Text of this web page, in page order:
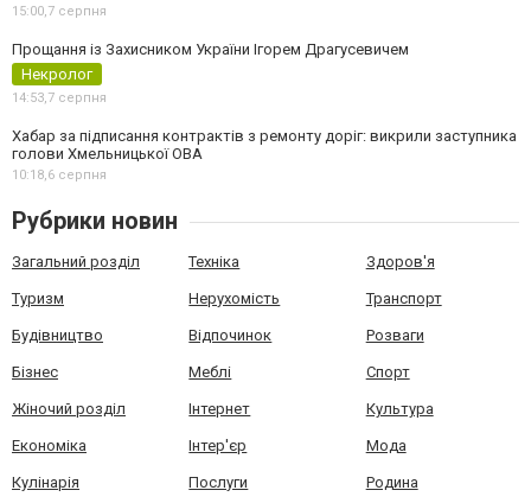
15:00,7 серпня
Прощання із Захисником України Ігорем Драгусевичем
Некролог
14:53,7 серпня
Хабар за підписання контрактів з ремонту доріг: викрили заступника
голови Хмельницької ОВА
10:18,6 серпня
Рубрики новин
Загальний розділ Техніка Здоров'я
Туризм Нерухомість Транспорт
Будівництво Відпочинок Розваги
Бізнес Меблі Спорт
Жіночий розділ Інтернет Культура
Економіка Інтер'єр Мода
Кулінарія Послуги Родина